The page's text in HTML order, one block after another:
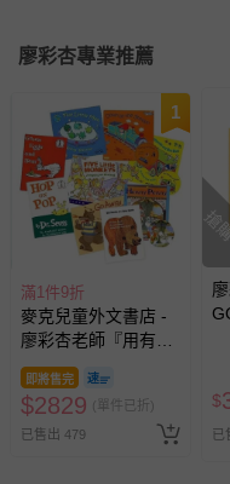
廖彩杏專業推薦
1
滿1件9折
麥克兒童外文書店 -
廖彩杏老師『用有聲
書輕鬆聽出英語力』
第1~4週書單 (9書
+9CD)
即將售完
$2829 (單件已折)
已售出 479
$
已